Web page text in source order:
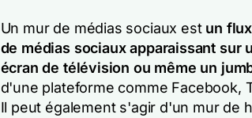
Un mur de médias sociaux est un
de médias sociaux apparaissant sur
écran de télévision ou même un
d'une plateforme comme Facebook,
Il peut également s'agir d'un mur de